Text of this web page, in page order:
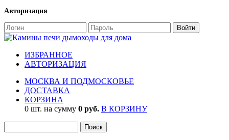
Авторизация
ИЗБРАННОЕ
АВТОРИЗАЦИЯ
МОСКВА И ПОДМОСКОВЬЕ
ДОСТАВКА
КОРЗИНА
0 шт. на сумму 0 руб. В КОРЗИНУ